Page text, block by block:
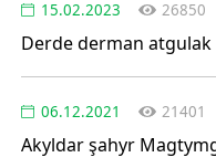
15.02.2023 26850
Derde derman atgulak
06.12.2021 21401
Akyldar şahyr